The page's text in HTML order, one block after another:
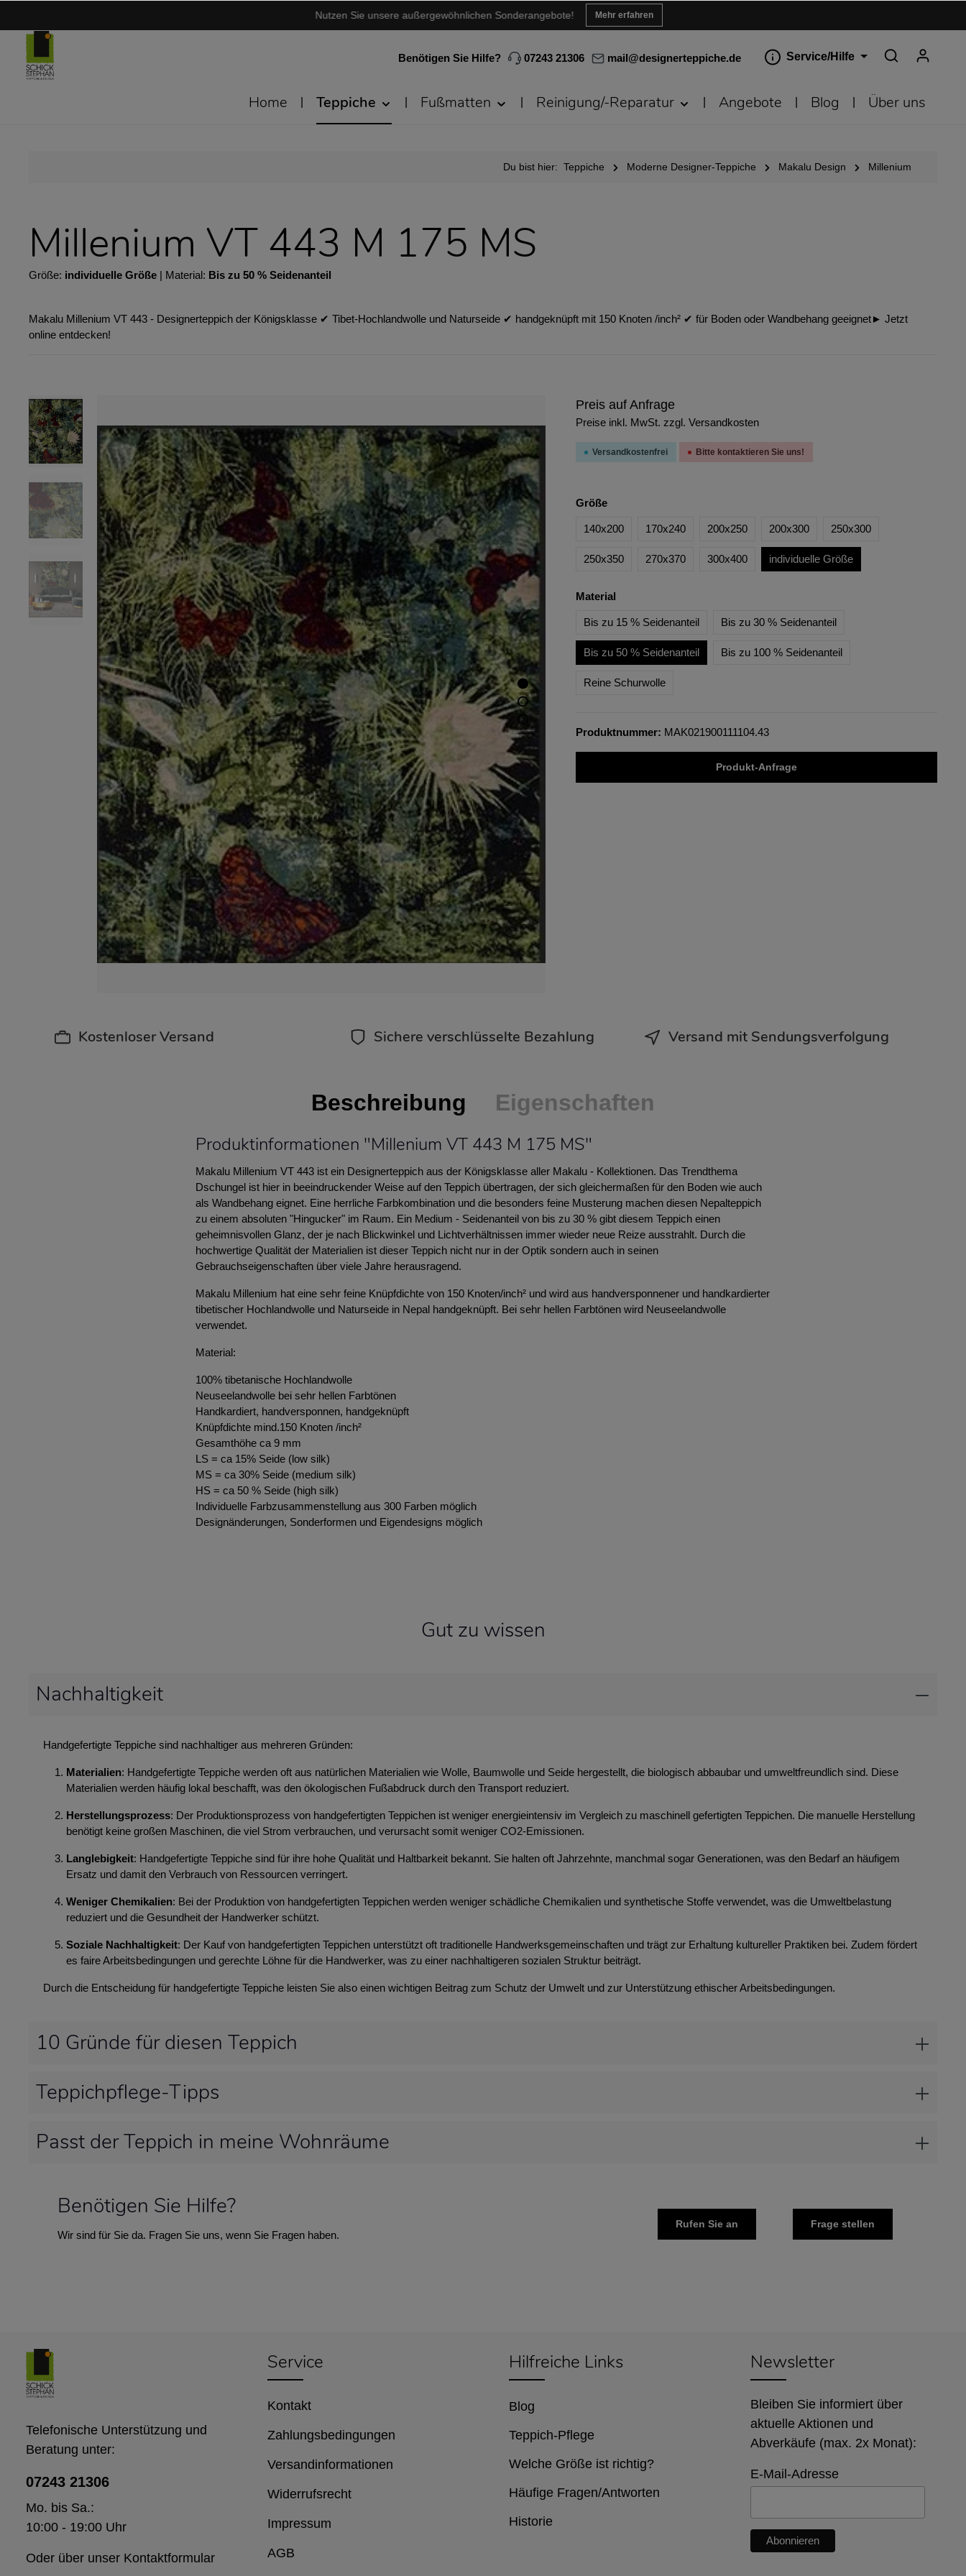
Nutzen Sie unsere außergewöhnlichen Sonderangebote! Mehr erfahren
Benötigen Sie Hilfe? 07243 21306 mail@designerteppiche.de Service/Hilfe
Home Teppiche Fußmatten Reinigung/-Reparatur Angebote Blog Über uns
Du bist hier: Teppiche Moderne Designer-Teppiche Makalu Design Millenium
Millenium VT 443 M 175 MS
Größe: individuelle Größe | Material: Bis zu 50 % Seidenanteil
Makalu Millenium VT 443 - Designerteppich der Königsklasse ✔︎ Tibet-Hochlandwolle und Naturseide ✔︎ handgeknüpft mit 150 Knoten /inch² ✔︎ für Boden oder Wandbehang geeignet► Jetzt
online entdecken!
Preis auf Anfrage
Preise inkl. MwSt. zzgl. Versandkosten
Versandkostenfrei Bitte kontaktieren Sie uns!
Größe
140x200 170x240 200x250 200x300 250x300
250x350 270x370 300x400 individuelle Größe
Material
Bis zu 15 % Seidenanteil Bis zu 30 % Seidenanteil
Bis zu 50 % Seidenanteil Bis zu 100 % Seidenanteil
Reine Schurwolle
Produktnummer: MAK021900111104.43
Produkt-Anfrage
Kostenloser Versand Sichere verschlüsselte Bezahlung Versand mit Sendungsverfolgung
Beschreibung Eigenschaften
Produktinformationen "Millenium VT 443 M 175 MS"
Makalu Millenium VT 443 ist ein Designerteppich aus der Königsklasse aller Makalu - Kollektionen. Das Trendthema
Dschungel ist hier in beeindruckender Weise auf den Teppich übertragen, der sich gleichermaßen für den Boden wie auch
als Wandbehang eignet. Eine herrliche Farbkombination und die besonders feine Musterung machen diesen Nepalteppich
zu einem absoluten "Hingucker" im Raum. Ein Medium - Seidenanteil von bis zu 30 % gibt diesem Teppich einen
geheimnisvollen Glanz, der je nach Blickwinkel und Lichtverhältnissen immer wieder neue Reize ausstrahlt. Durch die
hochwertige Qualität der Materialien ist dieser Teppich nicht nur in der Optik sondern auch in seinen
Gebrauchseigenschaften über viele Jahre herausragend.
Makalu Millenium hat eine sehr feine Knüpfdichte von 150 Knoten/inch² und wird aus handversponnener und handkardierter
tibetischer Hochlandwolle und Naturseide in Nepal handgeknüpft. Bei sehr hellen Farbtönen wird Neuseelandwolle
verwendet.
Material:
100% tibetanische Hochlandwolle
Neuseelandwolle bei sehr hellen Farbtönen
Handkardiert, handversponnen, handgeknüpft
Knüpfdichte mind.150 Knoten /inch²
Gesamthöhe ca 9 mm
LS = ca 15% Seide (low silk)
MS = ca 30% Seide (medium silk)
HS = ca 50 % Seide (high silk)
Individuelle Farbzusammenstellung aus 300 Farben möglich
Designänderungen, Sonderformen und Eigendesigns möglich
Gut zu wissen
Nachhaltigkeit
Handgefertigte Teppiche sind nachhaltiger aus mehreren Gründen:
Materialien: Handgefertigte Teppiche werden oft aus natürlichen Materialien wie Wolle, Baumwolle und Seide hergestellt, die biologisch abbaubar und umweltfreundlich sind. Diese
Materialien werden häufig lokal beschafft, was den ökologischen Fußabdruck durch den Transport reduziert.
Herstellungsprozess: Der Produktionsprozess von handgefertigten Teppichen ist weniger energieintensiv im Vergleich zu maschinell gefertigten Teppichen. Die manuelle Herstellung
benötigt keine großen Maschinen, die viel Strom verbrauchen, und verursacht somit weniger CO2-Emissionen.
Langlebigkeit: Handgefertigte Teppiche sind für ihre hohe Qualität und Haltbarkeit bekannt. Sie halten oft Jahrzehnte, manchmal sogar Generationen, was den Bedarf an häufigem
Ersatz und damit den Verbrauch von Ressourcen verringert.
Weniger Chemikalien: Bei der Produktion von handgefertigten Teppichen werden weniger schädliche Chemikalien und synthetische Stoffe verwendet, was die Umweltbelastung
reduziert und die Gesundheit der Handwerker schützt.
Soziale Nachhaltigkeit: Der Kauf von handgefertigten Teppichen unterstützt oft traditionelle Handwerksgemeinschaften und trägt zur Erhaltung kultureller Praktiken bei. Zudem fördert
es faire Arbeitsbedingungen und gerechte Löhne für die Handwerker, was zu einer nachhaltigeren sozialen Struktur beiträgt.
Durch die Entscheidung für handgefertigte Teppiche leisten Sie also einen wichtigen Beitrag zum Schutz der Umwelt und zur Unterstützung ethischer Arbeitsbedingungen.
10 Gründe für diesen Teppich
Teppichpflege-Tipps
Passt der Teppich in meine Wohnräume
Benötigen Sie Hilfe?
Wir sind für Sie da. Fragen Sie uns, wenn Sie Fragen haben.
Rufen Sie an Frage stellen
Service
Kontakt
Zahlungsbedingungen
Versandinformationen
Widerrufsrecht
Impressum
AGB
Newsletter
Bleiben Sie informiert über
aktuelle Aktionen und
Abverkäufe (max. 2x Monat):
E-Mail-Adresse
Telefonische Unterstützung und
Beratung unter:
07243 21306
Mo. bis Sa.:
10:00 - 19:00 Uhr
Oder über unser Kontaktformular
Hilfreiche Links
Blog
Teppich-Pflege
Welche Größe ist richtig?
Häufige Fragen/Antworten
Historie